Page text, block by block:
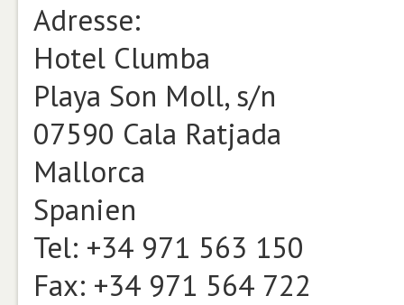
Adresse:
Hotel Clumba
Playa Son Moll, s/n
07590 Cala Ratjada
Mallorca
Spanien
Tel: +34 971 563 150
Fax: +34 971 564 722